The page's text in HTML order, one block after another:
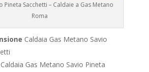
Pineta Sacchetti – Caldaie a Gas Metano
Roma
Caldaia Gas Metano Savio
Caldaia Gas Metano Savio Pineta